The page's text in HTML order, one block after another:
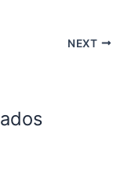
NEXT